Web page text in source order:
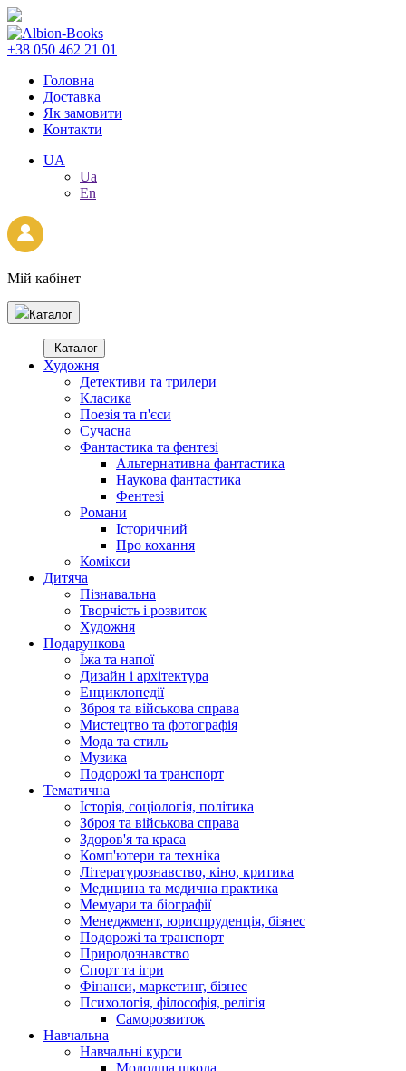
+38 050 462 21 01
Головна
Доставка
Як замовити
Контакти
UA
Ua
En
Мій кабінет
Каталог
Каталог
Художня
Детективи та трилери
Класика
Поезія та п'єси
Сучасна
Фантастика та фентезі
Альтернативна фантастика
Наукова фантастика
Фентезі
Романи
Історичний
Про кохання
Комікси
Дитяча
Пізнавальна
Творчість і розвиток
Художня
Подарункова
Їжа та напої
Дизайн і архітектура
Енциклопедії
Зброя та військова справа
Мистецтво та фотографія
Мода та стиль
Музика
Подорожі та транспорт
Тематична
Історія, соціологія, політика
Зброя та військова справа
Здоров'я та краса
Комп'ютери та техніка
Літературознавство, кіно, критика
Медицина та медична практика
Мемуари та біографії
Менеджмент, юриспруденція, бізнес
Подорожі та транспорт
Природознавство
Спорт та ігри
Фінанси, маркетинг, бізнес
Психологія, філософія, релігія
Саморозвиток
Навчальна
Навчальні курси
Молодша школа